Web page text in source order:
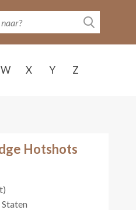
W X Y Z
Hotshots